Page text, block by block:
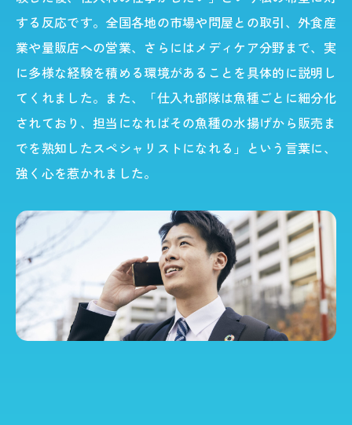
する反応です。全国各地の市場や問屋との取引、外食産
業や量販店への営業、さらにはメディケア分野まで、実
に多様な経験を積める環境があることを具体的に説明し
てくれました。また、「仕入れ部隊は魚種ごとに細分化
されており、担当になればその魚種の水揚げから販売ま
でを熟知したスペシャリストになれる」という言葉に、
強く心を惹かれました。